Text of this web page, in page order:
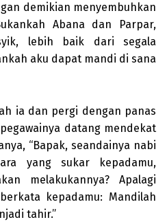
demikian menyembuhkan
Abana dan Parpar,
lebih baik dari segala
aku dapat mandi di sana
ia dan pergi dengan panas
datang mendekat
“Bapak, seandainya nabi
yang sukar kepadamu,
melakukannya? Apalagi
kepadamu: Mandilah
tahir.”